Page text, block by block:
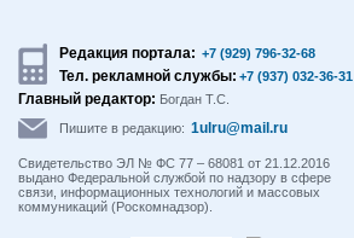
Редакция портала: +7 (929) 796-32-68
Тел. рекламной службы: +7 (937) 032-36-31
Главный редактор: Богдан Т.С.
Пишите в редакцию: 1ulru@mail.ru
Свидетельство ЭЛ № ФС 77 – 68081 от 21.12.2016
выдано Федеральной службой по надзору в сфере
связи, информационных технологий и массовых
коммуникаций (Роскомнадзор).